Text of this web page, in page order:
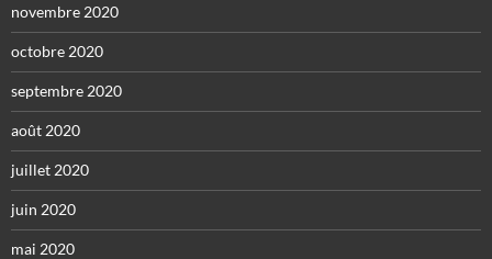
novembre 2020
octobre 2020
septembre 2020
août 2020
juillet 2020
juin 2020
mai 2020